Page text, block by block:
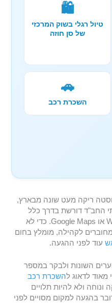
🛍️
טיול רגלי בשוק המרכזי
של סן חוזה
🚗
השכרת רכב
ריקה מעט שונה מבארץ,
החב"ד דורשת בדרך כלל
שימוש באפליקציות ניווט כמו Waze או Google Maps. כדי לא
לקהילה, מומלץ בחום
עוד לפני ההגעה.
השונות ולבקר במספר
מאוד לדאוג להשכרת רכב
ונוחה ולא להיות תלויים
בהגעה למקום מסויים לפני